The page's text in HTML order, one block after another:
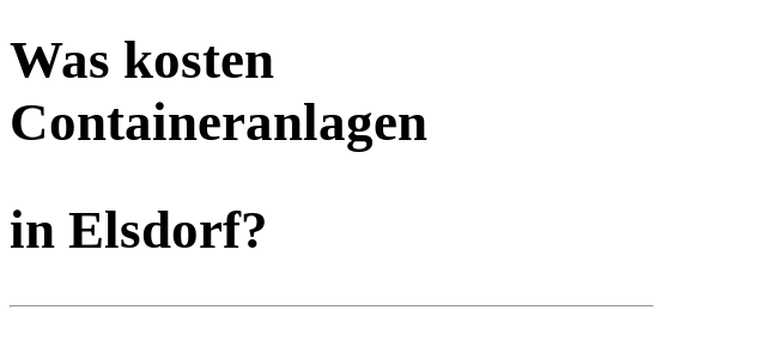
Was kosten
Containeranlagen
in Elsdorf?